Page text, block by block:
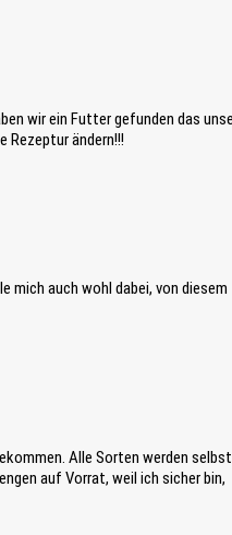
wir ein Futter gefunden das
Rezeptur ändern!!!
mich auch wohl dabei, von diesem
Alle Sorten werden selbst
auf Vorrat, weil ich sicher bin,